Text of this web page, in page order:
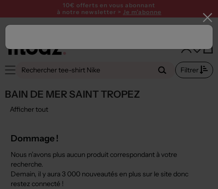
SUMMER PARTY ! Profitez de 15€ offerts dès 120€ avec le code
SUMMER26
Filtrer
BAIN DE MER SAINT TROPEZ
Afficher tout
Dommage !
Nous n’avons plus aucun produit correspondant à votre
recherche.
Demain, il y aura 3 000 nouveautés en plus sur le site donc
restez connecté !